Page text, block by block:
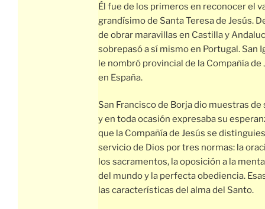
Él fue de los primeros en reconocer el
grandísimo de Santa Teresa de Jesús.
de obrar maravillas en Castilla y
sobrepasó a sí mismo en Portugal. San
le nombró provincial de la Compañía de
en España.
San Francisco de Borja dio muestras de
y en toda ocasión expresaba su
que la Compañía de Jesús se
servicio de Dios por tres normas: la
los sacramentos, la oposición a la
del mundo y la perfecta obediencia.
las características del alma del Santo.